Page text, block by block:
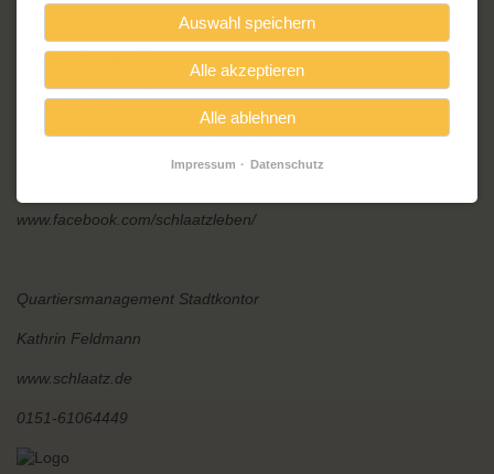
Martina Wilczynski
buergerclub@friedrich-reinsch-haus.de
www.facebook.com/schlaatzleben/
Quartiersmanagement Stadtkontor
Kathrin Feldmann
www.schlaatz.de
0151-61064449
Auswahl speichern
Alle akzeptieren
Alle ablehnen
Impressum Datenschutz